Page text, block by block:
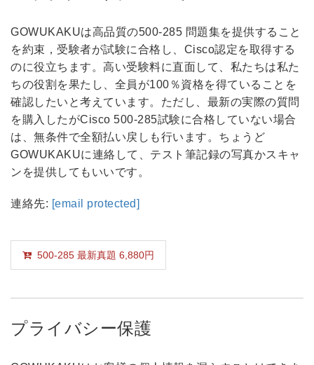
GOWUKAKUは高品質の500-285 問題集を提供すること
を約束，受験者が試験に合格し、Cisco認定を取得する
のに役立ちます。高い受験料に直面して、私たちは私た
ちの役割を果たし、全員が100％資格を得ていることを
確認したいと考えています。ただし、最新の実際の質問
を購入したがCisco 500-285試験に合格していない場合
は、無条件で全額払い戻しも行います。ちょうど
GOWUKAKUに連絡して、テスト筆記録の写真かスキャ
ンを提供してもいいです。
連絡先: [email protected]
500-285 最新真題 6,880円
プライバシー保護